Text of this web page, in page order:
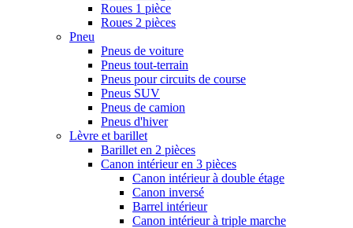
Roues 1 pièce
Roues 2 pièces
Pneu
Pneus de voiture
Pneus tout-terrain
Pneus pour circuits de course
Pneus SUV
Pneus de camion
Pneus d'hiver
Lèvre et barillet
Barillet en 2 pièces
Canon intérieur en 3 pièces
Canon intérieur à double étage
Canon inversé
Barrel intérieur
Canon intérieur à triple marche